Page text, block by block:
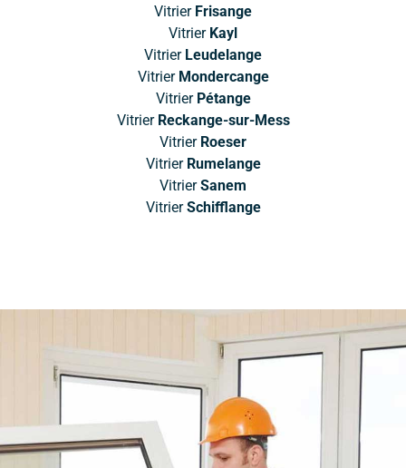
Vitrier Frisange
Vitrier Kayl
Vitrier Leudelange
Vitrier Mondercange
Vitrier Pétange
Vitrier Reckange-sur-Mess
Vitrier Roeser
Vitrier Rumelange
VitrierSanem
VitrierSchifflange